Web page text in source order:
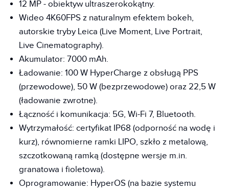
12 MP - obiektyw ultraszerokokątny.
Wideo 4K60FPS z naturalnym efektem bokeh,
autorskie tryby Leica (Live Moment, Live Portrait,
Live Cinematography).
Akumulator: 7000 mAh.
Ładowanie: 100 W HyperCharge z obsługą PPS
(przewodowe), 50 W (bezprzewodowe) oraz 22,5 W
(ładowanie zwrotne).
Łączność i komunikacja: 5G, Wi-Fi 7, Bluetooth.
Wytrzymałość: certyfikat IP68 (odporność na wodę i
kurz), równomierne ramki LIPO, szkło z metalową,
szczotkowaną ramką (dostępne wersje m.in.
granatowa i fioletowa).
Oprogramowanie: HyperOS (na bazie systemu